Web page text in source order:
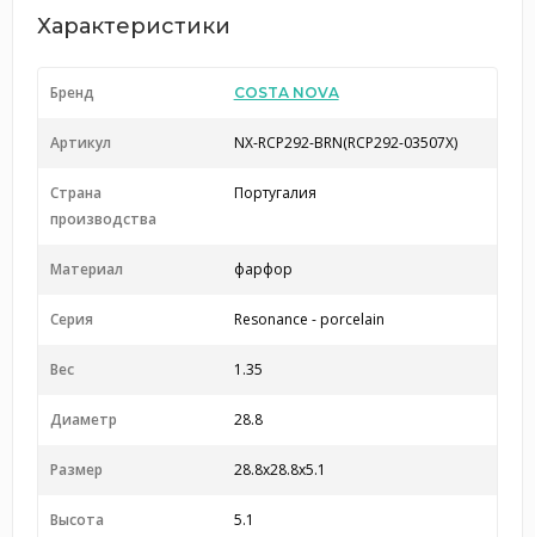
Характеристики
Бренд COSTA NOVA
Артикул NX-RCP292-BRN(RCP292-03507X)
Страна
производства
Португалия
Материал фарфор
Серия Resonance - porcelain
Вес 1.35
Диаметр 28.8
Размер 28.8x28.8x5.1
Высота 5.1